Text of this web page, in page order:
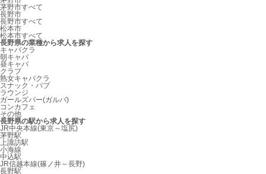
茅野市すべて
長野市
長野市すべて
松本市
松本市すべて
長野県の業種から求人を探す
キャバクラ
朝キャバ
昼キャバ
クラブ
熟女キャバクラ
スナック・パブ
ラウンジ
ガールズバー(ガルバ)
コンカフェ
その他
長野県の駅から求人を探す
JR中央本線(東京～塩尻)
茅野駅
上諏訪駅
小海線
中込駅
JR信越本線(篠ノ井～長野)
長野駅